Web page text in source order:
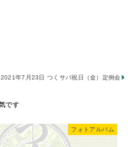
2021年7月23日 ​つくサバ祝日（金）定例会
フォトアルバム